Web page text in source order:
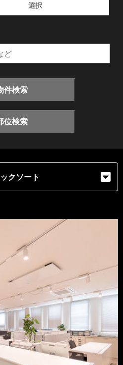
選択
件検索
位検索
クソート